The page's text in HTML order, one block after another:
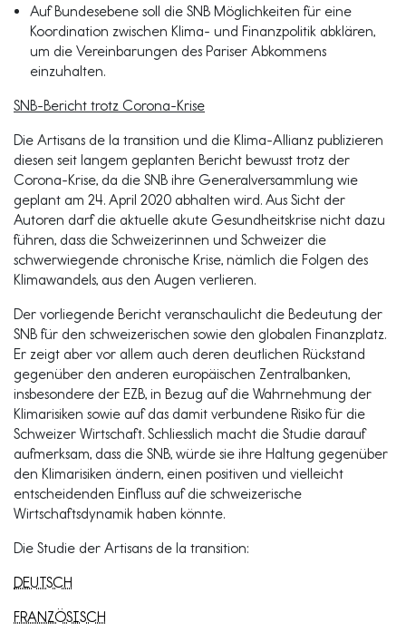
Auf Bundesebene soll die SNB Möglichkeiten für eine
Koordination zwischen Klima- und Finanzpolitik abklären,
um die Vereinbarungen des Pariser Abkommens
einzuhalten.
SNB-Bericht trotz Corona-Krise
Die Artisans de la transition und die Klima-Allianz publizieren
diesen seit langem geplanten Bericht bewusst trotz der
Corona-Krise, da die SNB ihre Generalversammlung wie
geplant am 24. April 2020 abhalten wird. Aus Sicht der
Autoren darf die aktuelle akute Gesundheitskrise nicht dazu
führen, dass die Schweizerinnen und Schweizer die
schwerwiegende chronische Krise, nämlich die Folgen des
Klimawandels, aus den Augen verlieren.
Der vorliegende Bericht veranschaulicht die Bedeutung der
SNB für den schweizerischen sowie den globalen Finanzplatz.
Er zeigt aber vor allem auch deren deutlichen Rückstand
gegenüber den anderen europäischen Zentralbanken,
insbesondere der EZB, in Bezug auf die Wahrnehmung der
Klimarisiken sowie auf das damit verbundene Risiko für die
Schweizer Wirtschaft. Schliesslich macht die Studie darauf
aufmerksam, dass die SNB, würde sie ihre Haltung gegenüber
den Klimarisiken ändern, einen positiven und vielleicht
entscheidenden Einfluss auf die schweizerische
Wirtschaftsdynamik haben könnte.
Die Studie der Artisans de la transition:
DEUTSCH
FRANZÖSISCH